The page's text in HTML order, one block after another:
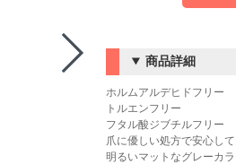
商品詳細
ホルムアルデヒドフリー
トルエンフリー
フタル酸ジブチルフリー
爪に優しい処方で安心し
明るいマットなグレーカ